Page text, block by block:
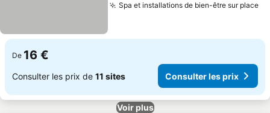
Spa et installations de bien-être sur place
De 16 €
Consulter les prix de 11 sites Consulter les prix
Voir plus